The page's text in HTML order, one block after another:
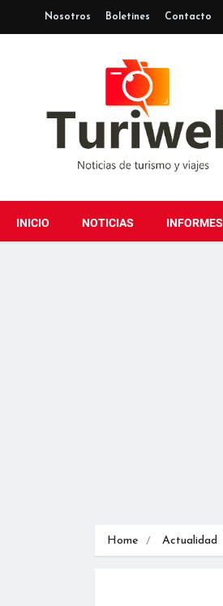
Nosotros Boletines Contacto
INICIO NOTICIAS INFORMES
Home Actualidad